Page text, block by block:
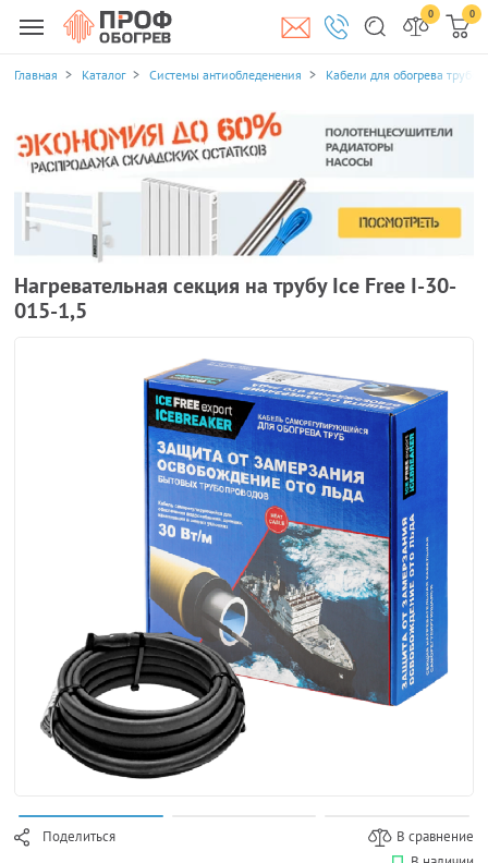
0 0
Главная Каталог Системы антиобледенения Кабели для обогрева
Нагревательная секция на трубу Ice Free I-30-
015-1,5
Поделиться В сравнение